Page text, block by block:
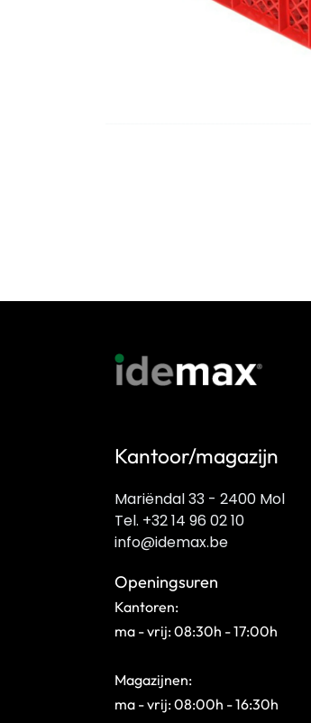
Kantoor/magazijn
Mariëndal 33 - 2400 Mol
Tel. +32 14 96 02 10
info@idemax.be
Openingsuren
Kantoren:
ma - vrij: 08:30h - 17:00h
Magazijnen:
ma - vrij: 08:00h - 16:30h